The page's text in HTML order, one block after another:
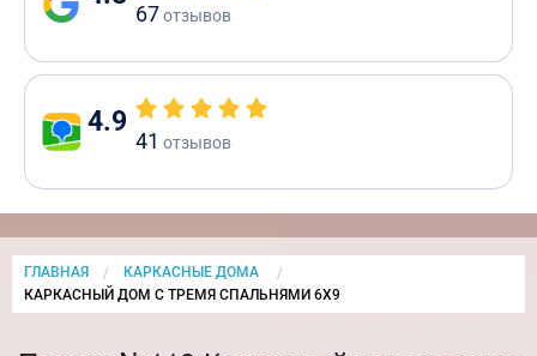
67отзывов
4.9
41 отзывов
ГЛАВНАЯ
КАРКАСНЫЕ ДОМА
CURRENT:
КАРКАСНЫЙ ДОМ С ТРЕМЯ СПАЛЬНЯМИ 6Х9